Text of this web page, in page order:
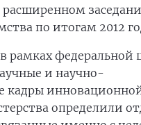
расширенном
по итогам 2012
рамках федеральной
и научно-
кадры
определили